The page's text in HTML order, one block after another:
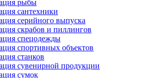
рыбы
сантехники
серийного выпуска
скрабов и пиллингов
спецодежды
спортивных объектов
станков
сувенирной продукции
сумок